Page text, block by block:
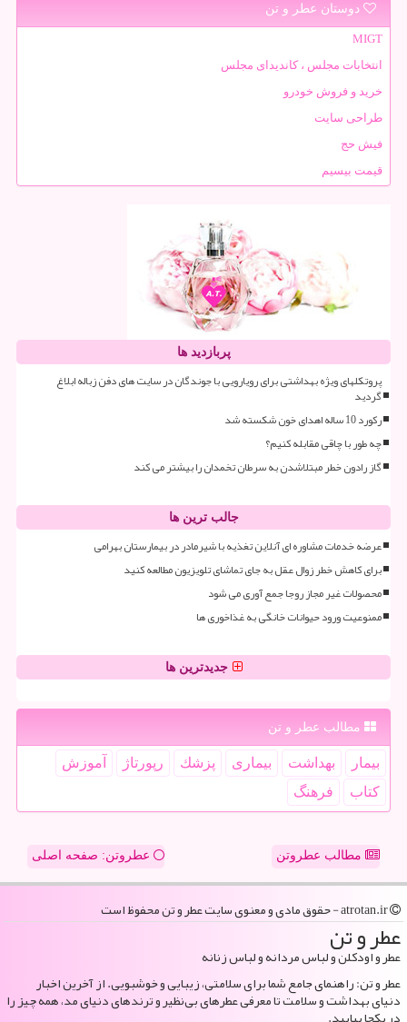
دوستان عطر و تن
MIGT
انتخابات مجلس ، کاندیدای مجلس
خرید و فروش خودرو
طراحی سایت
فیش حج
قیمت بیسیم
پربازدید ها
پروتکلهای ویژه بهداشتی برای رویارویی با جوندگان در سایت های دفن زباله ابلاغ
گردید
رکورد 10 ساله اهدای خون شکسته شد
چه طور با چاقی مقابله کنیم؟
گاز رادون خطر مبتلاشدن به سرطان تخمدان را بیشتر می کند
جالب ترین ها
عرضه خدمات مشاوره ای آنلاین تغذیه با شیرمادر در بیمارستان بهرامی
برای کاهش خطر زوال عقل به جای تماشای تلویزیون مطالعه کنید
محصولات غیر مجاز روجا جمع آوری می شود
ممنوعیت ورود حیوانات خانگی به غذاخوری ها
جدیدترین ها
مطالب عطر و تن
بیمار بهداشت بیماری پزشك رپورتاژ
آموزش
كتاب
فرهنگ
مطالب عطروتن عطروتن: صفحه اصلی
عطر و تن
عطر و اودکلن و لباس مردانه و لباس زنانه
عطر و تن: راهنمای جامع شما برای سلامتی، زیبایی و خوشبویی. از آخرین اخبار
دنیای بهداشت و سلامت تا معرفی عطرهای بی‌نظیر و ترندهای دنیای مد، همه چیز را